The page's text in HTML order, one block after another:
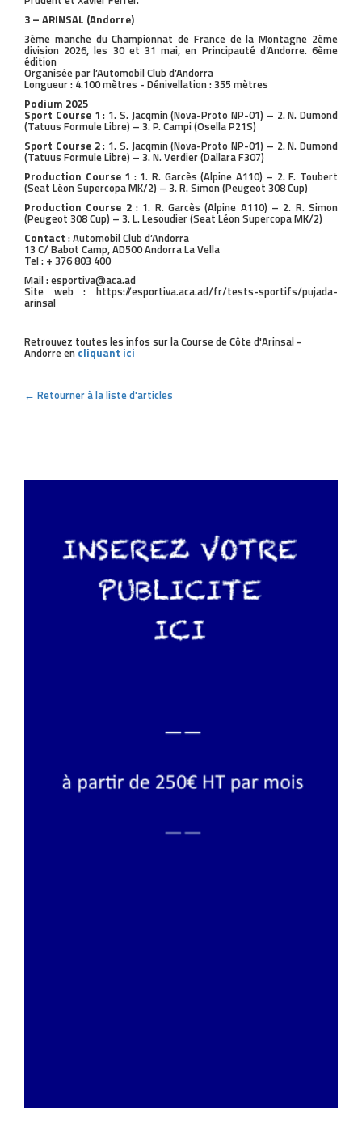
3 – ARINSAL (Andorre)
3ème manche du Championnat de France de la Montagne 2ème
division 2026, les 30 et 31 mai, en Principauté d’Andorre. 6ème
édition
Organisée par l’Automobil Club d’Andorra
Longueur : 4.100 mètres - Dénivellation : 355 mètres
Podium 2025
Sport Course 1 : 1. S. Jacqmin (Nova-Proto NP-01) – 2. N. Dumond
(Tatuus Formule Libre) – 3. P. Campi (Osella P21S)
Sport Course 2: 1. S. Jacqmin (Nova-Proto NP-01) – 2. N. Dumond
(Tatuus Formule Libre) – 3. N. Verdier (Dallara F307)
Production Course 1 : 1. R. Garcès (Alpine A110) – 2. F. Toubert
(Seat Léon Supercopa MK/2) – 3. R. Simon (Peugeot 308 Cup)
Production Course 2: 1. R. Garcès (Alpine A110) – 2. R. Simon
(Peugeot 308 Cup) – 3. L. Lesoudier (Seat Léon Supercopa MK/2)
Contact : Automobil Club d’Andorra
13 C/ Babot Camp, AD500 Andorra La Vella
Tel : + 376 803 400
Mail : esportiva@aca.ad
Site web : https://esportiva.aca.ad/fr/tests-sportifs/pujada-
arinsal
Retrouvez toutes les infos sur la Course de Côte d'Arinsal -
Andorre en cliquant ici
← Retourner à la liste d'articles